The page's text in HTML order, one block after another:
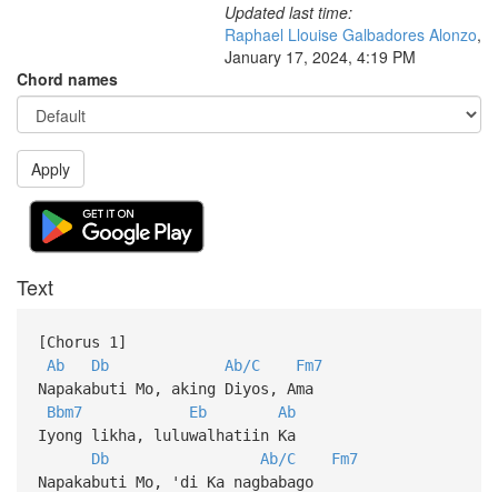
Updated last time:
Raphael Llouise Galbadores Alonzo,
January 17, 2024, 4:19 PM
Chord names
Apply
Text
[Chorus 1]
Ab
Db Ab/C
Fm7
Napakabuti Mo, aking Diyos, Ama
Bbm7
Eb
Ab
Iyong likha, luluwalhatiin Ka
Db
Ab/C
Fm7
Napakabuti Mo, 'di Ka nagbabago